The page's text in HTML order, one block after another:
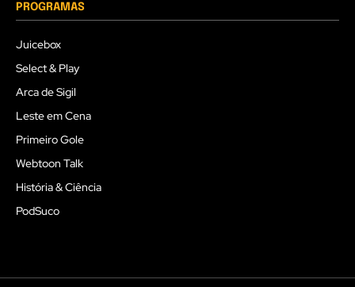
PROGRAMAS
Juicebox
Select & Play
Arca de Sigil
Leste em Cena
Primeiro Gole
Webtoon Talk
História & Ciência
PodSuco